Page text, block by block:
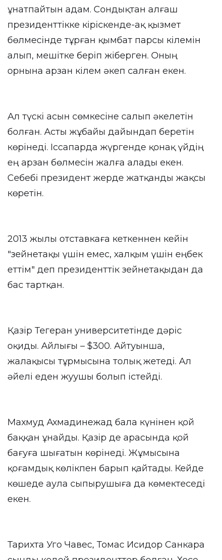
ұнатпайтын адам. Сондықтан алғаш
президенттікке кіріскенде-ақ қызмет
бөлмесінде тұрған қымбат парсы кілемін
алып, мешітке беріп жіберген. Оның
орнына арзан кілем әкеп салған екен.
Ал түскі асын сөмкесіне салып әкелетін
болған. Асты жұбайы дайындап беретін
көрінеді. Іссапарда жүргенде қонақ үйдің
ең арзан бөлмесін жалға алады екен.
Себебі президент жерде жатқанды жақсы
көретін.
2013 жылы отставкаға кеткеннен кейін
"зейнетақы үшін емес, халқым үшін еңбек
еттім" деп президенттік зейнетақыдан да
бас тартқан.
Қазір Тегеран университетінде дәріс
оқиды. Айлығы – $300. Айтуынша,
жалақысы тұрмысына толық жетеді. Ал
әйелі еден жуушы болып істейді.
Махмуд Ахмадинежад бала күнінен қой
баққан ұнайды. Қазір де арасында қой
бағуға шығатын көрінеді. Жұмысына
қоғамдық көлікпен барып қайтады. Кейде
көшеде аула сыпырушыға да көмектеседі
екен.
Тарихта Уго Чавес, Томас Исидор Санкара